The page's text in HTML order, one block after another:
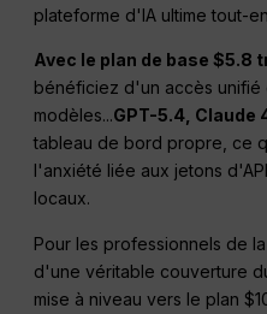
plateforme d'IA ultime tout-
Avec le plan de base $5.8
bénéficiez d'un accès unifié
modèles...GPT-5.4, Claude
tableau de bord propre, ce
l'anxiété liée aux jetons
locaux.
Pour les professionnels de
d'une véritable couverture
mise à niveau vers le plan